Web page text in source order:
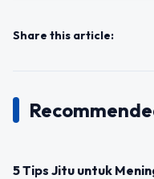
Share this article:
5 Tips Jitu untuk